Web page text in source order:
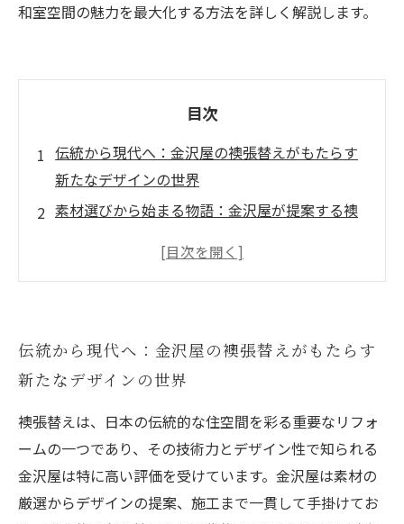
和室空間の魅力を最大化する方法を詳しく解説します。
目次
伝統から現代へ：金沢屋の襖張替えがもたらす
新たなデザインの世界
素材選びから始まる物語：金沢屋が提案する襖
職人技とデザインの融合：金沢屋が描く襖リフ
工プロセスと効果
価格以上の価値を実感する：金沢屋襖張替えサ
ービスの魅力と費用対効果
和の美と現代インテリアの融合：金沢屋が演出
する新しい住まいのカタチ
襖張替えで広がる可能性：金沢屋デザイン術で
伝統から現代へ：金沢屋の襖張替えがもたらす
新たなデザインの世界
襖張替えは、日本の伝統的な住空間を彩る重要なリフォ
ームの一つであり、その技術力とデザイン性で知られる
金沢屋は特に高い評価を受けています。金沢屋は素材の
厳選からデザインの提案、施工まで一貫して手掛けてお